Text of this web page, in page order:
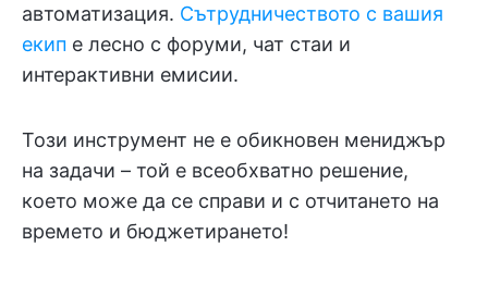
автоматизация. Сътрудничеството с вашия
екип е лесно с форуми, чат стаи и
интерактивни емисии.
Този инструмент не е обикновен мениджър
на задачи – той е всеобхватно решение,
което може да се справи и с отчитането на
времето и бюджетирането!